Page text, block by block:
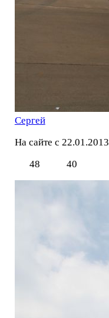
Сергей
На сайте с 22.01.2013
48
40